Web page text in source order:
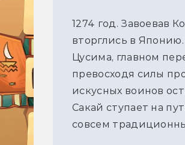
1274 год. Завоевав
вторглись в
Цусима, главном
превосходя силы
искусных воинов
Сакай ступает на
совсем